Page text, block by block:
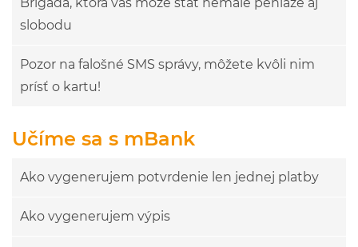
Brigáda, ktorá vás môže stáť nemalé peniaze aj
slobodu
Pozor na falošné SMS správy, môžete kvôli nim
prísť o kartu!
Učíme sa s mBank
Ako vygenerujem potvrdenie len jednej platby
Ako vygenerujem výpis